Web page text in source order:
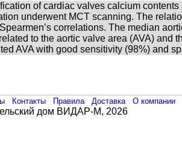
of cardiac valves calcium
underwent MCT scanning. The
correlations. The median
to the aortic valve area (AVA) and
AVA with good sensitivity (98%) and
Контакты Правила Доставка О компании
дом ВИДАР-М, 2026